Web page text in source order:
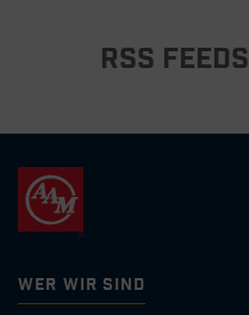
RSS Feeds
Wer wir sind